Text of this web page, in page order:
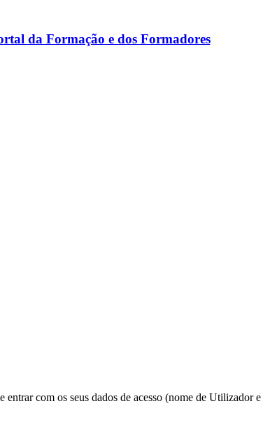
da Formação e dos Formadores
com os seus dados de acesso (nome de Utilizador e